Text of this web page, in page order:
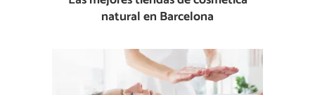
natural en Barcelona